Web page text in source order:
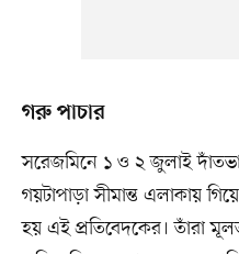
গরু পাচার
সরেজমিনে ১ ও ২ জুলাই
গয়টাপাড়া সীমান্ত এলাকায়
হয় এই প্রতিবেদকের। তাঁরা